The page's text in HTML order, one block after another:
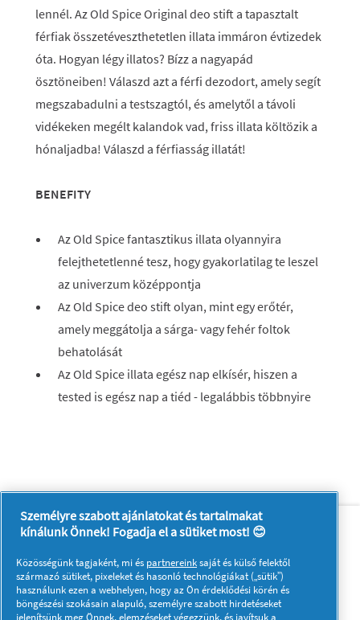
lennél. Az Old Spice Original deo stift a tapasztalt
férfiak összetéveszthetetlen illata immáron évtizedek
óta. Hogyan légy illatos? Bízz a nagyapád
ösztöneiben! Válaszd azt a férfi dezodort, amely segít
megszabadulni a testszagtól, és amelytől a távoli
vidékeken megélt kalandok vad, friss illata költözik a
hónaljadba! Válaszd a férfiasság illatát!
BENEFITY
Az Old Spice fantasztikus illata olyannyira
felejthetetlenné tesz, hogy gyakorlatilag te leszel
az univerzum középpontja
Az Old Spice deo stift olyan, mint egy erőtér,
amely meggátolja a sárga- vagy fehér foltok
behatolását
Az Old Spice illata egész nap elkísér, hiszen a
tested is egész nap a tiéd - legalábbis többnyire
Rólunk
Kapcsolatfelvétel
A pg.com felkeresése
Kövessen minket:
Személyre szabott ajánlatokat és tartalmakat
kínálunk Önnek! Fogadja el a sütiket most! 😊
Közösségünk tagjaként, mi és partnereinksaját és külső felektől
származó sütiket, pixeleket és hasonló technológiákat („sütik”)
használunk ezen a webhelyen, hogy az Ön érdeklődési körén és
böngészési szokásain alapuló, személyre szabott hirdetéseket